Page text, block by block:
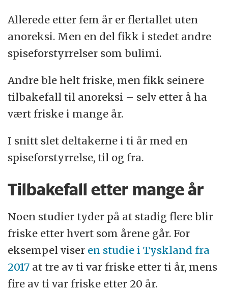
Allerede etter fem år er flertallet uten
anoreksi. Men en del fikk i stedet andre
spiseforstyrrelser som bulimi.
Andre ble helt friske, men fikk seinere
tilbakefall til anoreksi – selv etter å ha
vært friske i mange år.
I snitt slet deltakerne i ti år med en
spiseforstyrrelse, til og fra.
Tilbakefall etter mange år
Noen studier tyder på at stadig flere blir
friske etter hvert som årene går. For
eksempel viser en studie i Tyskland fra
2017 at tre av ti var friske etter ti år, mens
fire av ti var friske etter 20 år.